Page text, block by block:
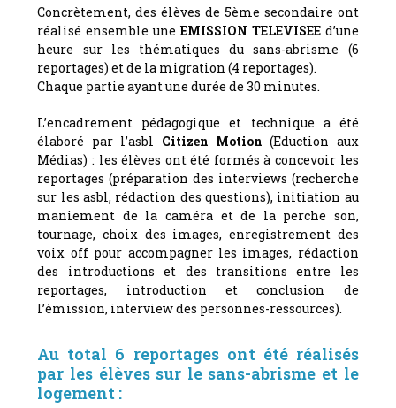
Concrètement, des élèves de 5ème secondaire ont
réalisé ensemble une EMISSION TELEVISEEd’une
heure sur les thématiques du sans-abrisme (6
reportages) et de la migration (4 reportages).
Chaque partie ayant une durée de 30 minutes.
L’encadrement pédagogique et technique a été
élaboré par l’asbl Citizen Motion (Eduction aux
Médias) : les élèves ont été formés à concevoir les
reportages (préparation des interviews (recherche
sur les asbl, rédaction des questions), initiation au
maniement de la caméra et de la perche son,
tournage, choix des images, enregistrement des
voix off pour accompagner les images, rédaction
des introductions et des transitions entre les
reportages, introduction et conclusion de
l’émission, interview des personnes-ressources).
Au total 6 reportages ont été réalisés
par les élèves sur le sans-abrisme et le
logement :